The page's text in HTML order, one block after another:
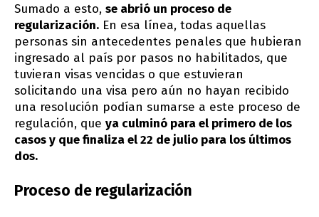
Sumado a esto, se abrió un proceso de
regularización. En esa línea, todas aquellas
personas sin antecedentes penales que hubieran
ingresado al país por pasos no habilitados, que
tuvieran visas vencidas o que estuvieran
solicitando una visa pero aún no hayan recibido
una resolución podían sumarse a este proceso de
regulación, que ya culminó para el primero de los
casos y que finaliza el 22 de julio para los últimos
dos.
Proceso de regularización